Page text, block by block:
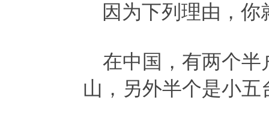
因为下列理由，你
在中国，有两个半
山，另外半个是小五